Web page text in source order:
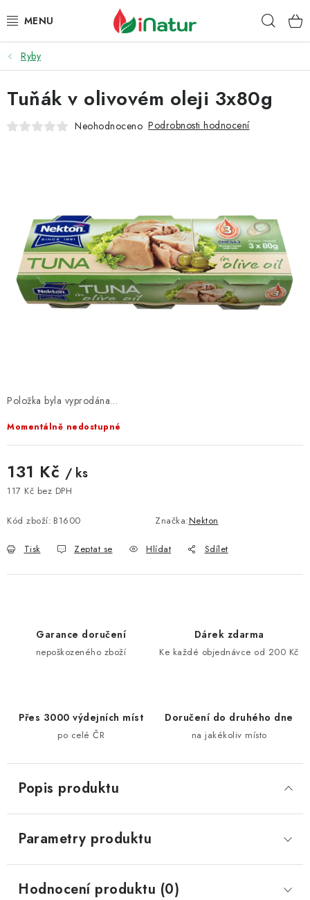
na
POTRAVINY
OŘECHY A SUŠENÉ PLODY
SNACKY
VITAMÍNY
DOPRAVA A PLATBA
VELKOOBCHOD
Doprava a platba Velkoobchod
Reklamace a vrácení zboží
Obchodní podmínky
Podmínky ochrany osobních údajů
Ryby
Položka byla vyprodána…
Momentálně nedostupné
131 Kč / ks
117 Kč bez DPH
Kód zboží: B1600 Značka:Nekton
Tisk Zeptat se Hlídat Sdílet
Tuňák v olivovém oleji 3x80g
Neohodnoceno Podrobnosti hodnocení
Garance doručení
nepoškozeného zboží
Dárek zdarma
Ke každé objednávce od 200 Kč
Přes 3000 výdejních míst
po celé ČR
Doručení do druhého dne
na jakékoliv místo
Popis produktu
Parametry produktu
Hodnocení produktu (0)